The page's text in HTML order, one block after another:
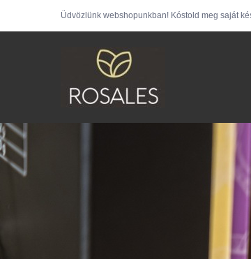
Üdvözlünk webshopunkban! Kóstold meg saját